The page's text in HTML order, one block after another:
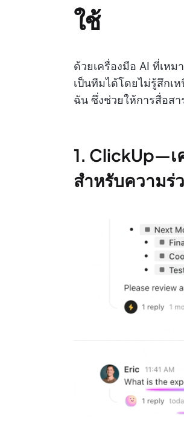
ใช้
ด้วยเครื่องมือ AI ที่เห
เป็นทีมได้โดยไม่รู้สึกเ
ฉัน ซึ่งช่วยให้การสื่อสา
1. ClickUp—เ
สำหรับความร่